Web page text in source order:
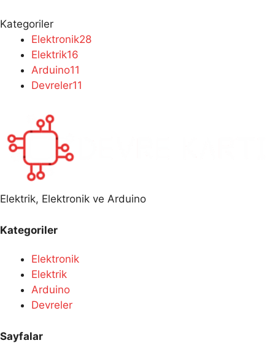
Kategoriler
Elektronik28
Elektrik16
Arduino11
Devreler11
Elektrik, Elektronik ve Arduino
Kategoriler
Elektronik
Elektrik
Arduino
Devreler
Sayfalar